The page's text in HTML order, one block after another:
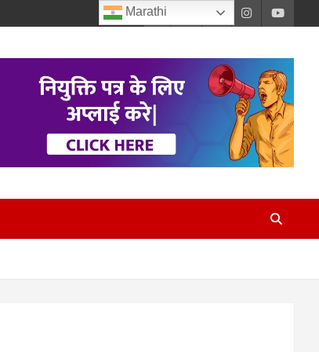
Marathi